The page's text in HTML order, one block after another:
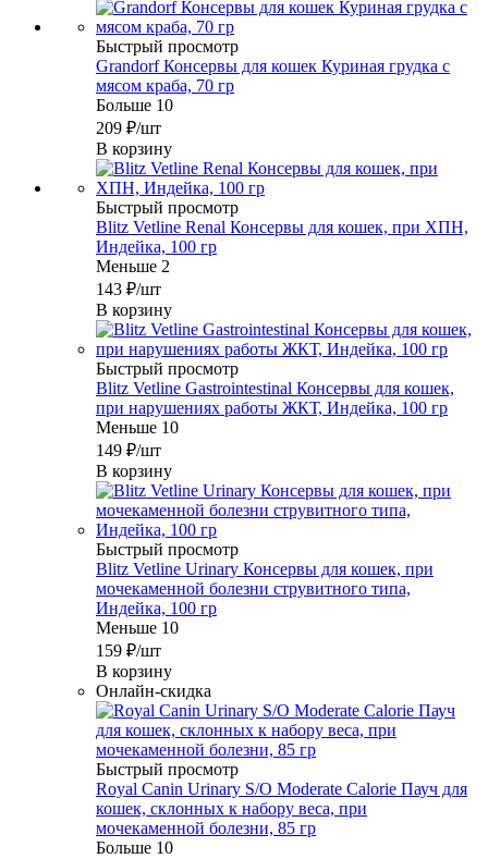
Быстрый просмотр
Grandorf Консервы для кошек Куриная грудка с
мясом краба, 70 гр
Больше 10
209 ₽/шт
В корзину
Быстрый просмотр
Blitz Vetline Renal Консервы для кошек, при ХПН,
Индейка, 100 гр
Меньше 2
143 ₽/шт
В корзину
Быстрый просмотр
Blitz Vetline Gastrointestinal Консервы для кошек,
при нарушениях работы ЖКТ, Индейка, 100 гр
Меньше 10
149 ₽/шт
В корзину
Быстрый просмотр
Blitz Vetline Urinary Консервы для кошек, при
мочекаменной болезни струвитного типа,
Индейка, 100 гр
Меньше 10
159 ₽/шт
В корзину
Онлайн-скидка
Быстрый просмотр
Royal Canin Urinary S/O Moderate Calorie Пауч для
кошек, склонных к набору веса, при
мочекаменной болезни, 85 гр
Больше 10